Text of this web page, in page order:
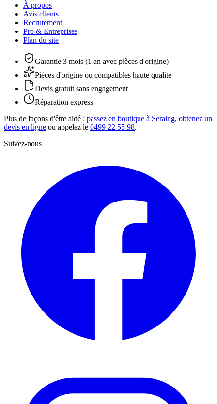
À propos
Avis clients
Recrutement
Pro & Entreprises
Plan du site
Garantie 3 mois (1 an avec pièces d'origine)
Pièces d'origine ou compatibles haute qualité
Devis gratuit sans engagement
Réparation express
Plus de façons d'être aidé : passez en boutique à Seraing, obtenez un
devis en ligne ou appelez le 0499 22 55 98.
Suivez-nous